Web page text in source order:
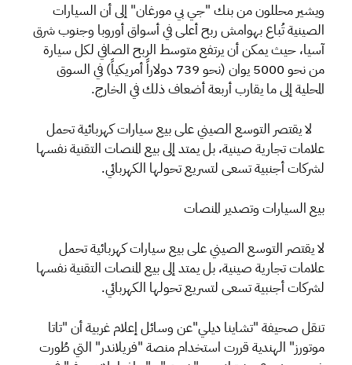
ويشير محللون من بنك "جي بي مورغان" إلى أن السيارات
الصينية تُباع بهوامش ربح أعلى في أسواق أوروبا وجنوب شرق
آسيا، حيث يمكن أن يرتفع متوسط الربح الصافي لكل سيارة
من نحو 5000 يوان (نحو 739 دولاراً أمريكياً) في السوق
المحلية إلى ما يقارب أربعة أضعاف ذلك في الخارج.
لا يقتصر التوسع الصيني على بيع سيارات كهربائية تحمل
علامات تجارية صينية، بل يمتد إلى بيع المنصات التقنية نفسها
لشركات أجنبية تسعى لتسريع تحولها الكهربائي.
بيع السيارات وتصدير المنصات
لا يقتصر التوسع الصيني على بيع سيارات كهربائية تحمل
علامات تجارية صينية، بل يمتد إلى بيع المنصات التقنية نفسها
لشركات أجنبية تسعى لتسريع تحولها الكهربائي.
تنقل صحيفة "تشاينا ديلي"عن وسائل إعلام غربية أن "تاتا
موتورز" الهندية قررت استخدام منصة "فريلاندر" التي طُورت